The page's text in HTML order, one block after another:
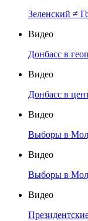
Зеленский ≠
Видео
Донбасс в
Видео
Донбасс в
Видео
Выборы в
Видео
Выборы в
Видео